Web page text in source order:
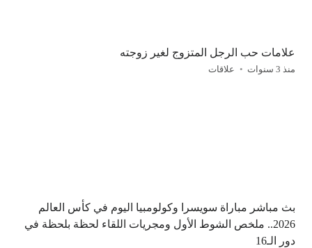
علامات حب الرجل المتزوج لغير زوجته
منذ 3 سنوات علاقات
بث مباشر مباراة سويسرا وكولومبيا اليوم في كأس العالم
2026.. ملخص الشوط الأول ومجريات اللقاء لحظة بلحظة في
دور الـ16